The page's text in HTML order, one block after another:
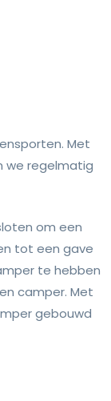
Met
we regelmatig
om een
tot een gave
te hebben
camper. Met
gebouwd